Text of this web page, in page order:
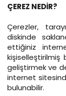
ÇEREZ NEDİR?
Çerezler,
diskinde
ettiğiniz
kişiselleştirilmiş
geliştirmek ve
internet
bulunabilir.